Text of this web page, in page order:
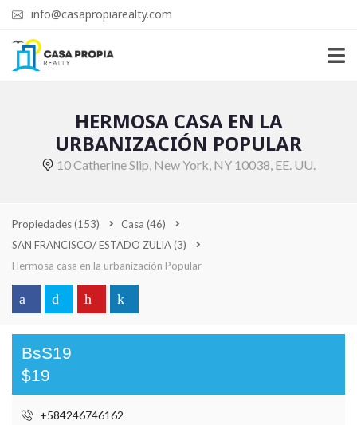
info@casapropiarealty.com
HERMOSA CASA EN LA
URBANIZACIÓN POPULAR
10 Catherine Slip, New York, NY 10038, EE. UU.
Propiedades(153) Casa (46)
SAN FRANCISCO/ ESTADO ZULIA(3)
Hermosa casa en la urbanización Popular
BsS19
$19
+584246746162